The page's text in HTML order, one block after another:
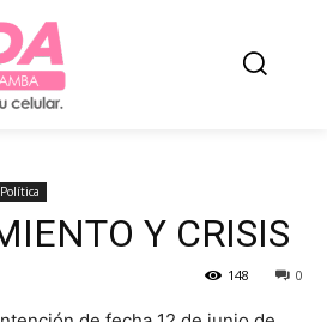
Política
Y CRISIS
0
148